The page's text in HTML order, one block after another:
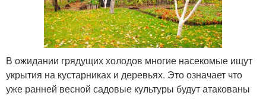
В ожидании грядущих холодов многие насекомые ищут
укрытия на кустарниках и деревьях. Это означает что
уже ранней весной садовые культуры будут атакованы